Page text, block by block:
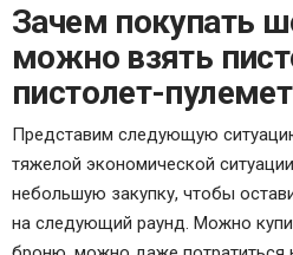
Зачем покупать
можно взять
пистолет-
Представим следующую
тяжелой экономической
небольшую закупку, чтобы
на следующий раунд. Можно